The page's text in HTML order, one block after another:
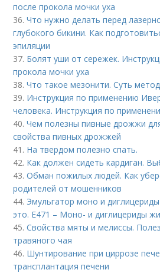
после прокола мочки уха
36.Что нужно делать перед
глубокого бикини. Как
эпиляции
37. Болят уши от сережек.
прокола мочки уха
38.Что такое мезонити. Суть
39. Инструкция по применению
человека. Инструкция по
40.Чем полезны пивные дрожжи
свойства пивных дрожжей
41. На твердом полезно спать.
42. Как должен сидеть кардиган.
43.Обман пожилых людей. Как
родителей от мошенников
44. Эмульгатор моно и
это. Е471 – Моно- и диглицериды
45.Свойства мяты и мелиссы.
травяного чая
46. Шунтирование при циррозе
трансплантация печени